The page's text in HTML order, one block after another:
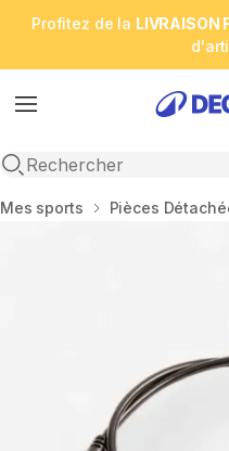
Profitez de la LIVRAISON
Menu
Open search
Accueil
Mes sports Pièces